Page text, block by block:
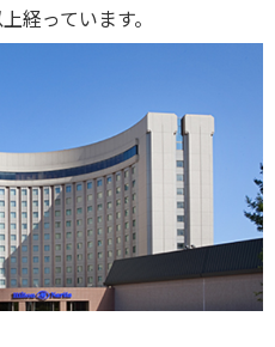
経っています。